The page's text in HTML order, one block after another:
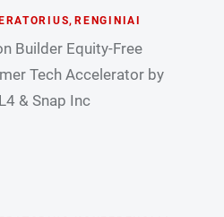
, RENGINIAI
Builder Equity-Free
Tech Accelerator by
& Snap Inc